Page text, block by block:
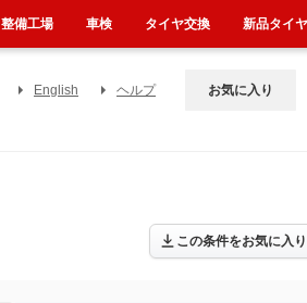
English ヘルプ お気に入り
この条件をお気に入り
整備工場 車検 タイヤ交換 新品タイヤ